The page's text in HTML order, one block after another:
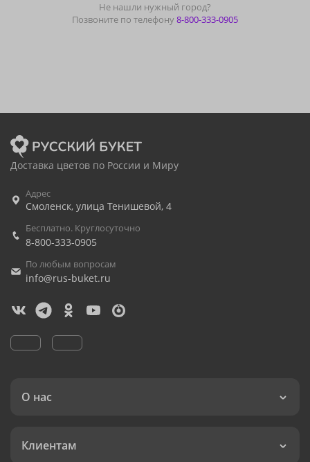
Не нашли нужный город?
Позвоните по телефону8-800-333-0905
Доставка цветов по России и Миру
Адрес
Смоленск, улица Тенишевой, 4
Бесплатно. Круглосуточно
8-800-333-0905
По любым вопросам
info@rus-buket.ru
О нас
Клиентам